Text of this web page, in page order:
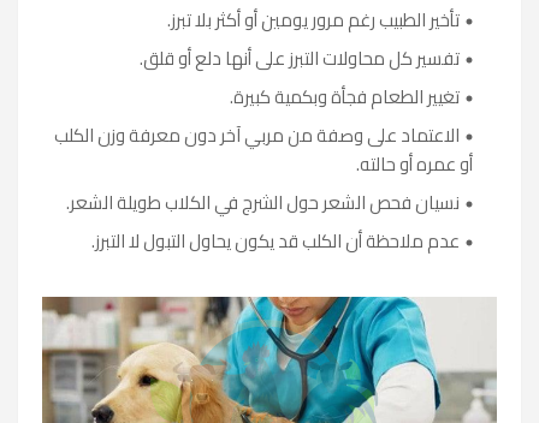
تأخير الطبيب رغم مرور يومين أو أكثر بلا تبرز.
تفسير كل محاولات التبرز على أنها دلع أو قلق.
تغيير الطعام فجأة وبكمية كبيرة.
الاعتماد على وصفة من مربي آخر دون معرفة وزن الكلب
أو عمره أو حالته.
نسيان فحص الشعر حول الشرج في الكلاب طويلة الشعر.
عدم ملاحظة أن الكلب قد يكون يحاول التبول لا التبرز.